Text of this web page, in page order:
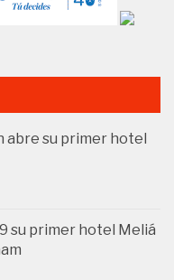
abre su primer hotel
su primer hotel Meliá